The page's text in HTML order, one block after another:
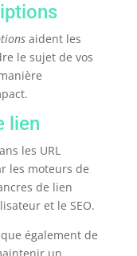
aident les
le sujet de vos
lien
les URL
les moteurs de
de lien
et le SEO.
également de